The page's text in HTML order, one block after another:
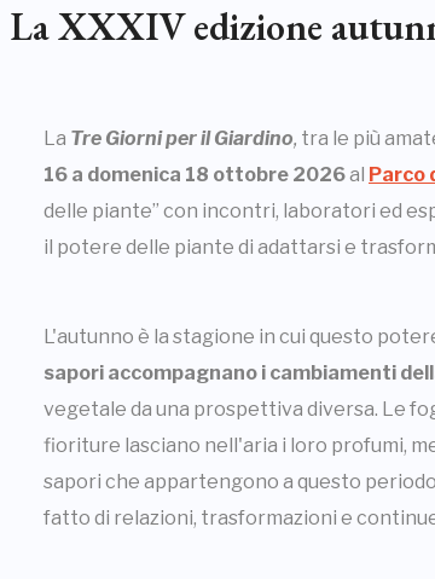
La XXXIV edizione
La Tre Giorni per il Giardino, tra le più
16 a domenica 18 ottobre 2026al Parco
delle piante” con incontri, laboratori ed
il potere delle piante di adattarsi e
L'autunno è la stagione in cui questo
sapori accompagnano i cambiamenti
vegetale da una prospettiva diversa. Le
fioriture lasciano nell'aria i loro profumi,
sapori che appartengono a questo
fatto di relazioni, trasformazioni e